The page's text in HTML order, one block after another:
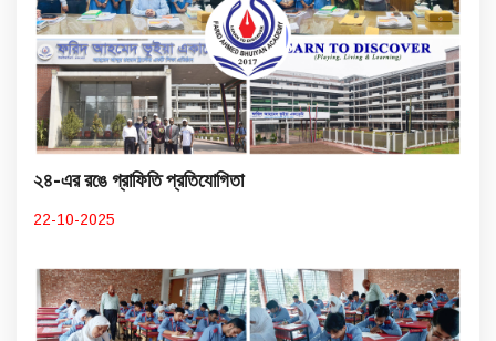
২৪-এর রঙে গ্রাফিতি প্রতিযোগিতা
22-10-2025